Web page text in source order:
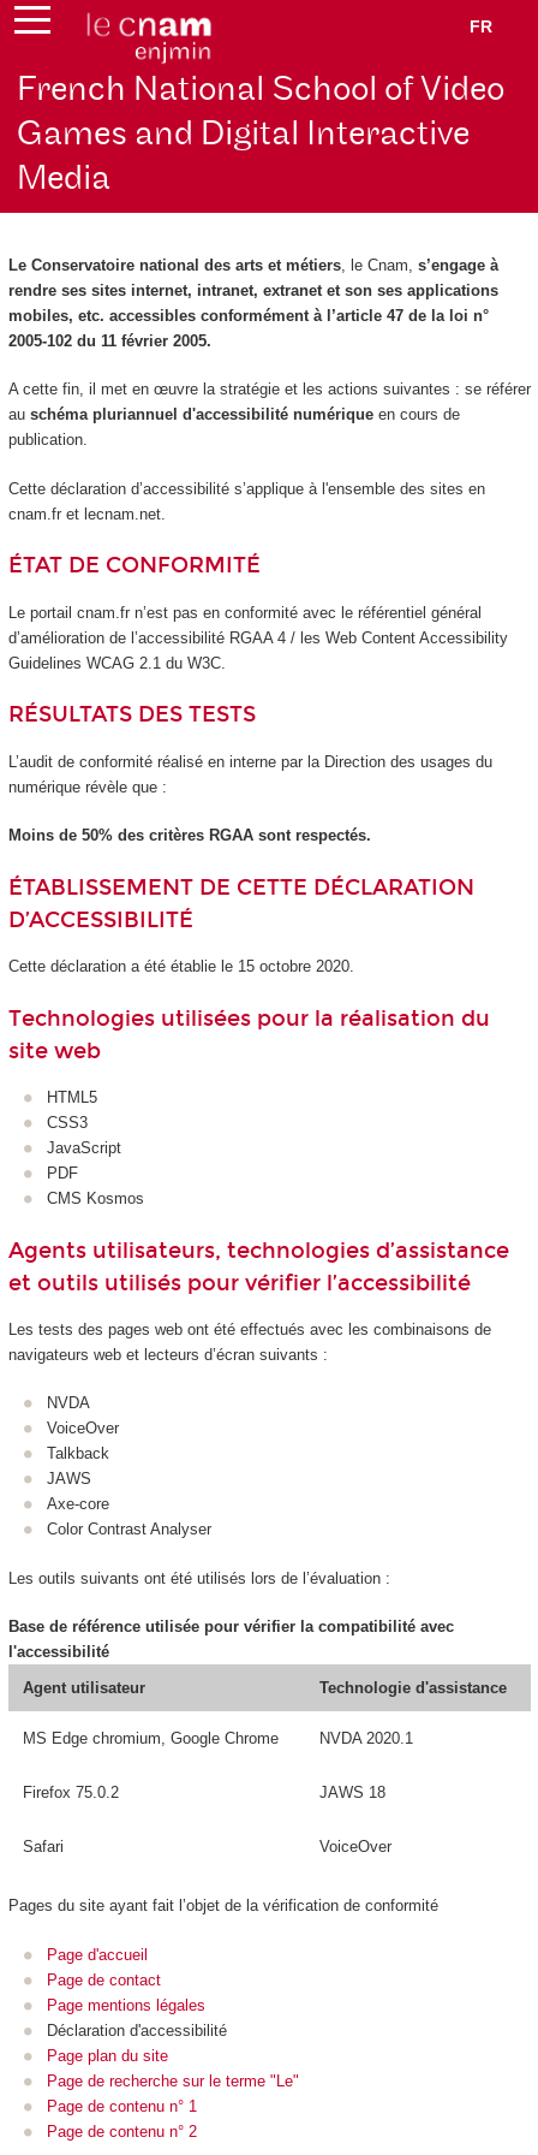
FR
French National School of Video
Games and Digital Interactive
Media
Le Conservatoire national des arts et métiers, le Cnam, s’engage à
rendre ses sites internet, intranet, extranet et son ses applications
mobiles, etc. accessibles conformément à l’article 47 de la loi n°
2005-102 du 11 février 2005.
A cette fin, il met en œuvre la stratégie et les actions suivantes : se référer
au schéma pluriannuel d'accessibilité numériqueen cours de
publication.
Cette déclaration d’accessibilité s’applique à l'ensemble des sites en
cnam.fr et lecnam.net.
ÉTAT DE CONFORMITÉ
Le portail cnam.fr n’est pas en conformité avec le référentiel général
d’amélioration de l’accessibilité RGAA 4 / les Web Content Accessibility
Guidelines WCAG 2.1 du W3C.
RÉSULTATS DES TESTS
L’audit de conformité réalisé en interne par la Direction des usages du
numérique révèle que :
Moins de 50% des critères RGAA sont respectés.
ÉTABLISSEMENT DE CETTE DÉCLARATION
D’ACCESSIBILITÉ
Cette déclaration a été établie le 15 octobre 2020.
Technologies utilisées pour la réalisation du
site web
HTML5
CSS3
JavaScript
PDF
CMS Kosmos
Agents utilisateurs, technologies d’assistance
et outils utilisés pour vérifier l’accessibilité
Les tests des pages web ont été effectués avec les combinaisons de
navigateurs web et lecteurs d’écran suivants :
NVDA
VoiceOver
Talkback
JAWS
Axe-core
Color Contrast Analyser
Les outils suivants ont été utilisés lors de l’évaluation :
Base de référence utilisée pour vérifier la compatibilité avec
l'accessibilité
Agent utilisateur
Technologie d'assistance
MS Edge chromium, Google Chrome NVDA 2020.1
Firefox 75.0.2 JAWS 18
Safari VoiceOver
Pages du site ayant fait l’objet de la vérification de conformité
Page d'accueil
Page de contact
Page mentions légales
Déclaration d'accessibilité
Page plan du site
Page de recherche sur le terme "Le"
Page de contenu n° 1
Page de contenu n° 2